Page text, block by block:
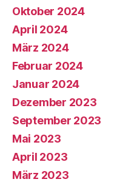
Oktober 2024
April 2024
März 2024
Februar 2024
Januar 2024
Dezember 2023
September 2023
Mai 2023
April 2023
März 2023